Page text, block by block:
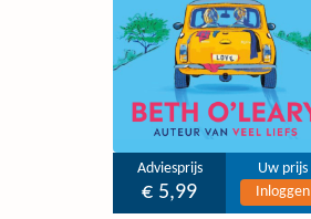
Adviesprijs
€ 5,99
Uw prijs
Inloggen